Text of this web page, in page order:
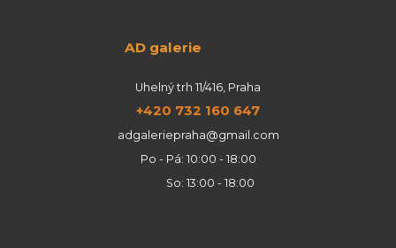
AD galerie
Uhelný trh 11/416, Praha
+420 732 160 647
adgaleriepraha@gmail.com
Po - Pá: 10:00 - 18:00
So: 13:00 - 18:00